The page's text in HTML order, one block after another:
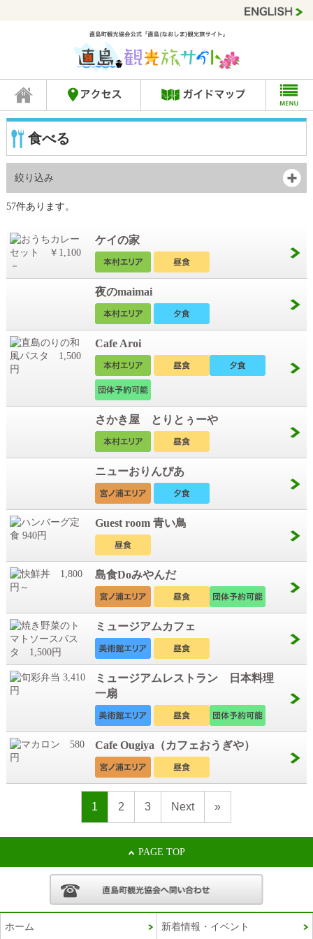
食べる
絞り込み
57件あります。
ケイの家
夜のmaimai
Cafe Aroi
さかき屋 とりとぅーや
ニューおりんぴあ
Guest room 青い鳥
島食Doみやんだ
ミュージアムカフェ
ミュージアムレストラン 日本料理
一扇
Cafe Ougiya（カフェおうぎや）
1 2 3 Next »
PAGE TOP
ホーム 新着情報・イベント